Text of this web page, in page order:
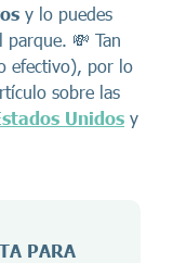
y lo puedes
parque. 💸 Tan
efectivo), por lo
sobre las
Unidos y
PARA